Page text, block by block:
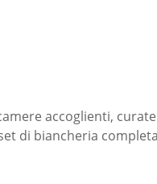
accoglienti,
di biancheria